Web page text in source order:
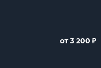
от 3 200 ₽